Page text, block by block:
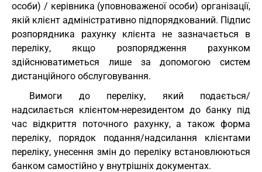
особи) / керівника (уповноваженої особи) організації,
якій клієнт адміністративно підпорядкований. Підпис
розпорядника рахунку клієнта не зазначається в
переліку, якщо розпорядження рахунком
здійснюватиметься лише за допомогою систем
дистанційного обслуговування.
Вимоги до переліку, який подається/
надсилається клієнтом-нерезидентом до банку під
час відкриття поточного рахунку, а також форма
переліку, порядок подання/надсилання клієнтами
переліку, унесення змін до переліку встановлюються
банком самостійно у внутрішніх документах.